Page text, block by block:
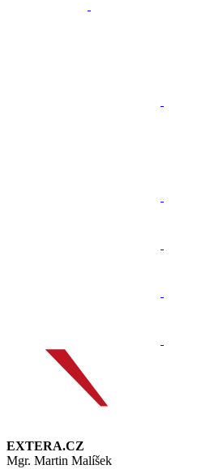
EXTERA.CZ
Mgr. Martin Malíšek